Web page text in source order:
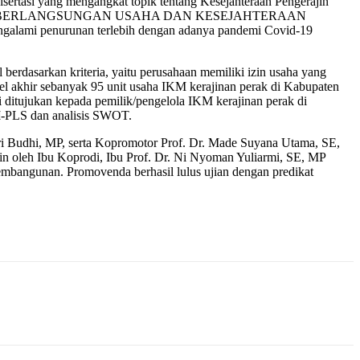
USAHA DAN KESEJAHTERAAN
penurunan terlebih dengan adanya pandemi Covid-19
kriteria, yaitu perusahaan memiliki izin usaha yang
akhir sebanyak 95 unit usaha IKM kerajinan perak di Kabupaten
ditujukan kepada pemilik/pengelola IKM kerajinan perak di
PLS dan analisis SWOT.
MP, serta Kopromotor Prof. Dr. Made Suyana Utama, SE,
oleh Ibu Koprodi, Ibu Prof. Dr. Ni Nyoman Yuliarmi, SE, MP
Promovenda berhasil lulus ujian dengan predikat